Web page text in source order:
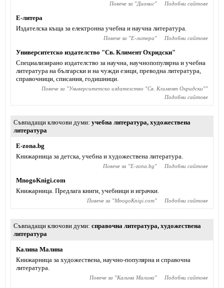
Повече за "Дионис" Подобни сайтове
Е-литера
Издателска къща за електронна учебна и научна литература.
Повече за "Е-литера" Подобни сайтове
Университетско издателство "Св. Климент Охридски"
Специализирано издателство за научна, научнопопулярна и учебна
литература на български и на чужди езици, преводна литература,
справочници, списания, годишници.
Повече за "Университетско издателство "Св. Климент Охридски""
Подобни сайтове
Съвпадащи ключови думи учебна литература, художествена
литература
Е-zona.bg
Книжарница за детска, учебна и художествена литература.
Повече за "Е-zona.bg" Подобни сайтове
MnogoKnigi.com
Книжарница. Предлага книги, учебници и играчки.
Повече за "MnogoKnigi.com" Подобни сайтове
Съвпадащи ключови думи справочна литература, художествена
литература
Калина Малина
Книжарница за художествена, научно-популярна и справочна
литература.
Повече за "Калина Малина" Подобни сайтове